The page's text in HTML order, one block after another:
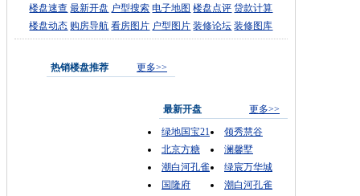
楼盘速查 最新开盘 户型搜索 电子地图 楼盘点评 贷款计算
楼盘动态 购房导航 看房图片 户型图片 装修论坛 装修图库
热销楼盘推荐 更多>>
最新开盘
更多>>
绿地国宝21
领秀慧谷
北京方糖
澜馨墅
潮白河孔雀
绿宸万华城
国隆府
潮白河孔雀